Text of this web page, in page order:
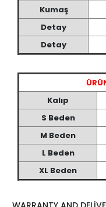
Kumaş
Detay
Detay
Kalıp
S Beden
M Beden
L Beden
XL Beden